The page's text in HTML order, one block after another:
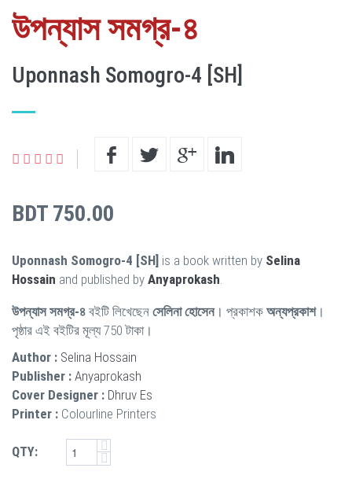
উপন্যাস সমগ্র-৪
Uponnash Somogro-4 [SH]
BDT 750.00
Uponnash Somogro-4 [SH] is a book written by Selina
Hossain and published by Anyaprokash
উপন্যাস সমগ্র-৪ বইটি লিখেছেন সেলিনা হোসেন। প্রকাশক অন্যপ্রকাশ।
পৃষ্ঠার এই বইটির মূল্য 750 টাকা।
Author : Selina Hossain
Publisher : Anyaprokash
Cover Designer : Dhruv Es
Printer : Colourline Printers
QTY: